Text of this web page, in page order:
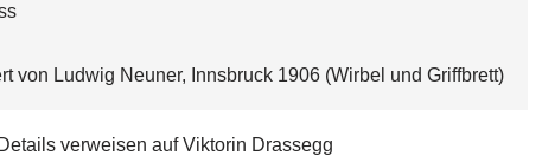
von Ludwig Neuner, Innsbruck 1906 (Wirbel und Griffbrett)
verweisen auf Viktorin Drassegg